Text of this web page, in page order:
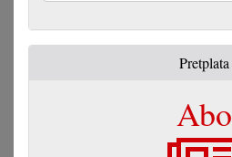
Pretplata
Abo